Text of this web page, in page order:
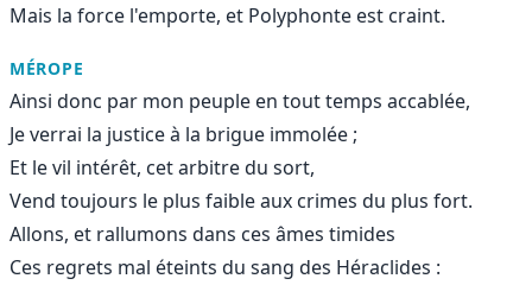
Mais la force l'emporte, et Polyphonte est craint.
MÉROPE
Ainsi donc par mon peuple en tout temps accablée,
Je verrai la justice à la brigue immolée ;
Et le vil intérêt, cet arbitre du sort,
Vend toujours le plus faible aux crimes du plus fort.
Allons, et rallumons dans ces âmes timides
Ces regrets mal éteints du sang des Héraclides :